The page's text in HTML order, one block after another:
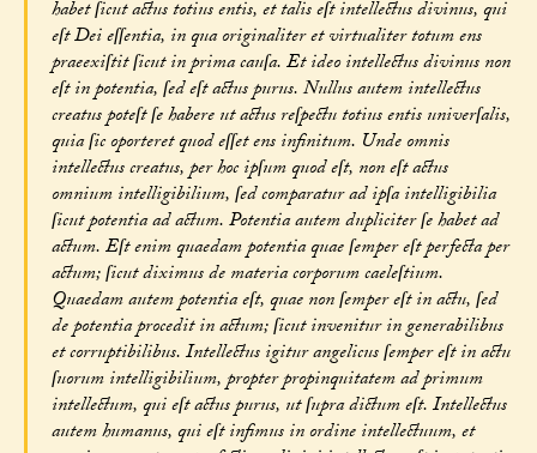
habet ſicut actus totius entis, et talis eſt intellectus divinus, qui
eſt Dei eſſentia, in qua originaliter et virtualiter totum ens
praeexiſtit ſicut in prima cauſa. Et ideo intellectus divinus non
eſt in potentia, ſed eſt actus purus. Nullus autem intellectus
creatus poteſt ſe habere ut actus reſpectu totius entis univerſalis,
quia ſic oporteret quod eſſet ens infinitum. Unde omnis
intellectus creatus, per hoc ipſum quod eſt, non eſt actus
omnium intelligibilium, ſed comparatur ad ipſa intelligibilia
ſicut potentia ad actum. Potentia autem dupliciter ſe habet ad
actum. Eſt enim quaedam potentia quae ſemper eſt perfecta per
actum; ſicut diximus de materia corporum caeleſtium.
Quaedam autem potentia eſt, quae non ſemper eſt in actu, ſed
de potentia procedit in actum; ſicut invenitur in generabilibus
et corruptibilibus. Intellectus igitur angelicus ſemper eſt in actu
ſuorum intelligibilium, propter propinquitatem ad primum
intellectum, qui eſt actus purus, ut ſupra dictum eſt. Intellectus
autem humanus, qui eſt infimus in ordine intellectuum, et